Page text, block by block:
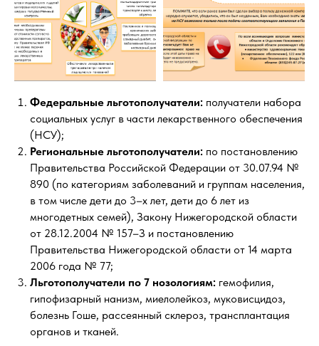
Федеральные льготополучатели: получатели набора
социальных услуг в части лекарственного обеспечения
(НСУ);
Региональные льготополучатели: по постановлению
Правительства Российской Федерации от 30.07.94 №
890 (по категориям заболеваний и группам населения,
в том числе дети до 3–х лет, дети до 6 лет из
многодетных семей), Закону Нижегородской области
от 28.12.2004 № 157–З и постановлению
Правительства Нижегородской области от 14 марта
2006 года № 77;
Льготополучатели по 7 нозологиям: гемофилия,
гипофизарный нанизм, миелолейкоз, муковисцидоз,
болезнь Гоше, рассеянный склероз, трансплантация
органов и тканей.